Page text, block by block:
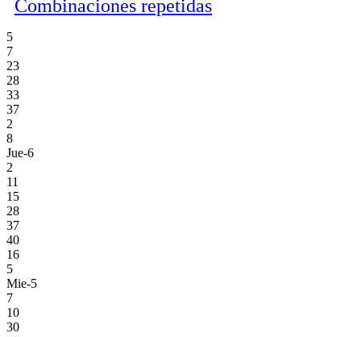
Combinaciones repetidas
5
7
23
28
33
37
2
8
Jue-6
2
11
15
28
37
40
16
5
Mie-5
7
10
30